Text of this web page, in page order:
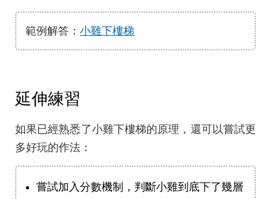
範例解答： 小雞下樓梯
延伸練習
如果已經熟悉了小雞下樓梯的原理，還可以嘗試更
多好玩的作法：
嘗試加入分數機制，判斷小雞到底下了幾層